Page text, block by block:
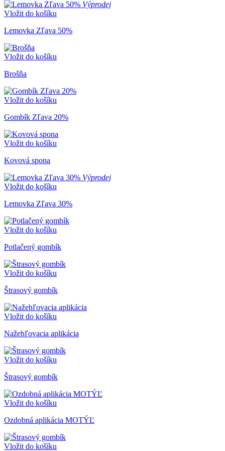
Výprodej
Vložit do košíku
Lemovka Zľava 50%
Vložit do košíku
Brošňa
Vložit do košíku
Gombík Zľava 20%
Vložit do košíku
Kovová spona
Výprodej
Vložit do košíku
Lemovka Zľava 30%
Vložit do košíku
Potlačený gombík
Vložit do košíku
Štrasový gombík
Vložit do košíku
Nažehľovacia aplikácia
Vložit do košíku
Štrasový gombík
Vložit do košíku
Ozdobná aplikácia MOTÝĽ
Vložit do košíku